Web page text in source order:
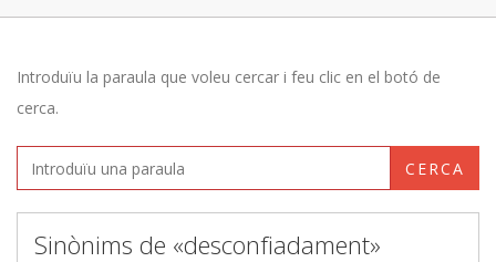
Introduïu la paraula que voleu cercar i feu clic en el botó de
cerca.
CERCA
Sinònims de «desconfiadament»